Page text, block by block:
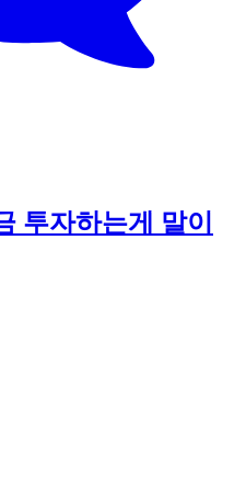
투자하는게 말이